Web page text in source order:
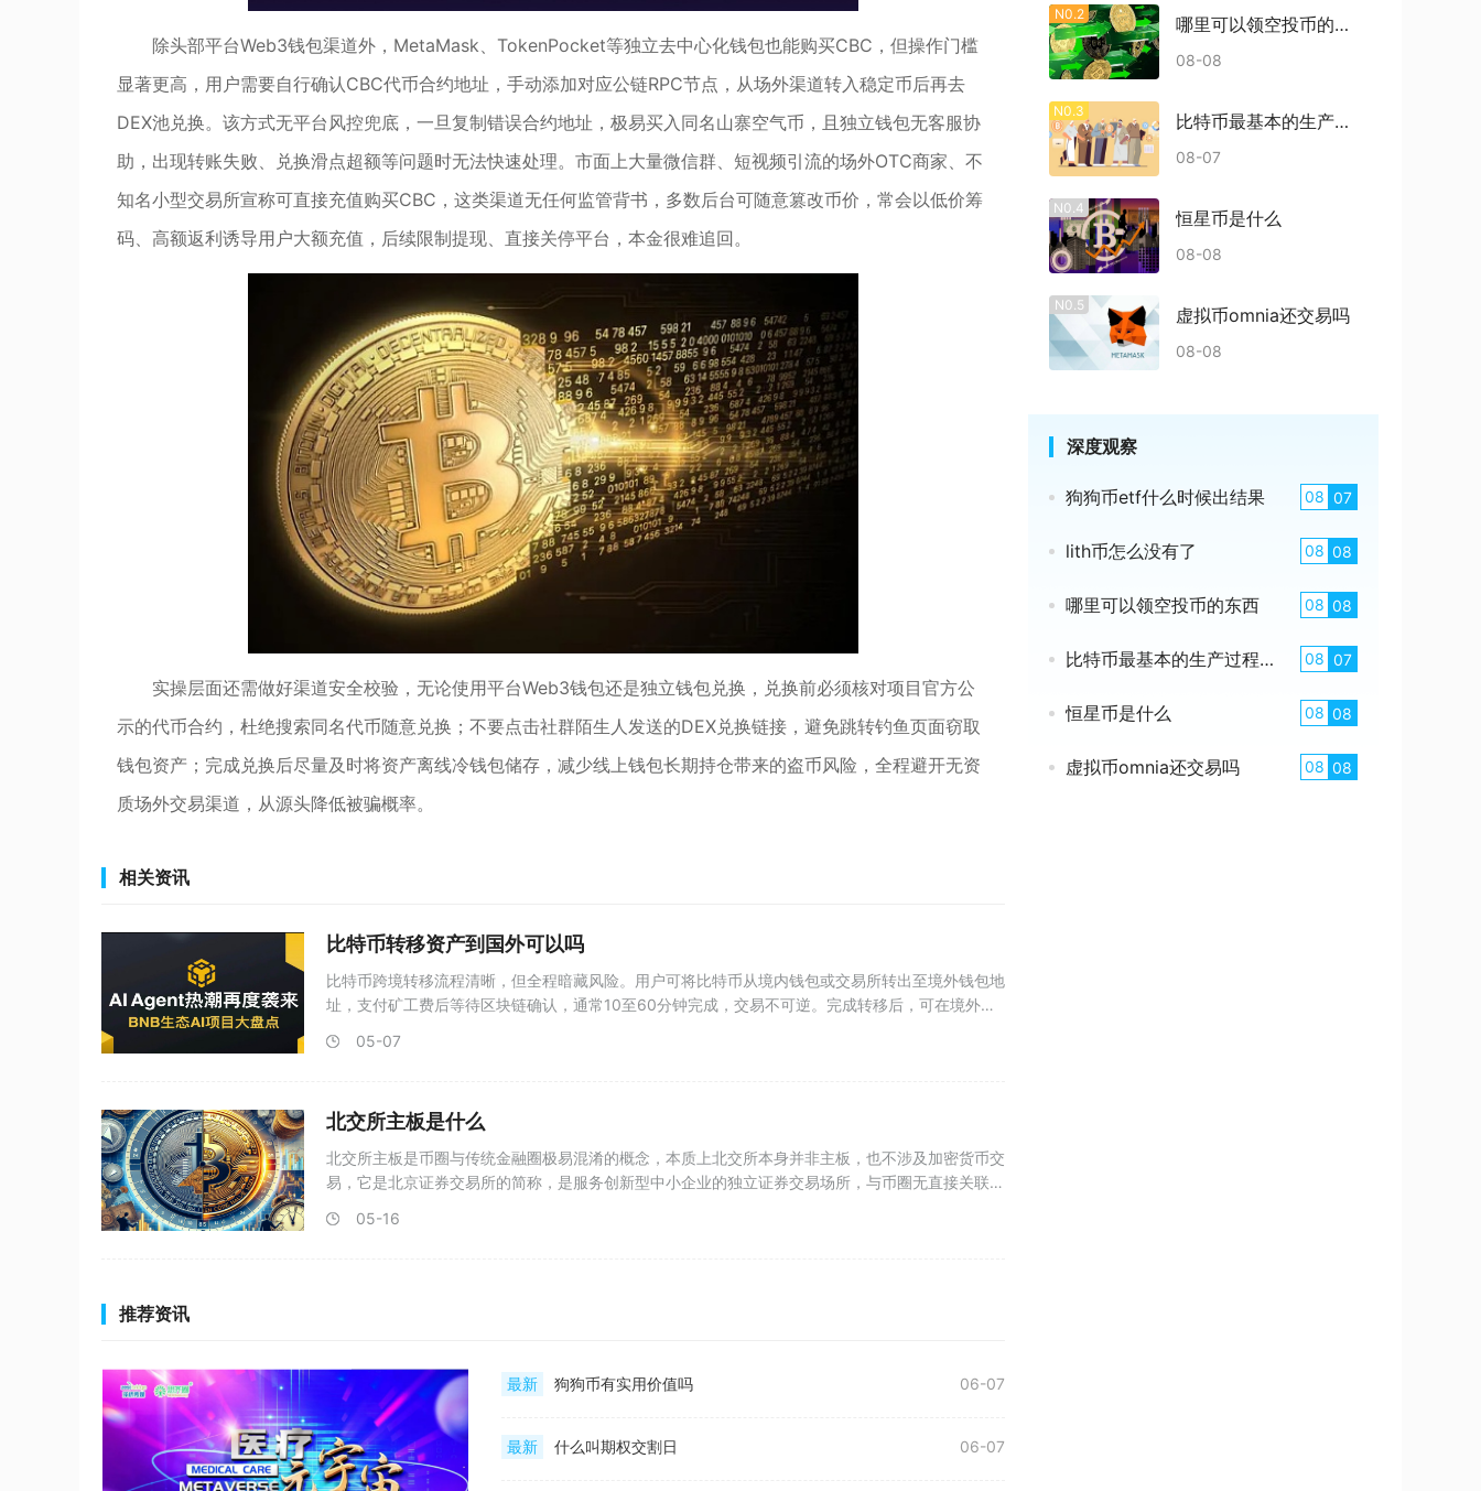
除头部平台Web3钱包渠道外，MetaMask、TokenPocket等独立去中心化钱包也能购买CBC，但操作门槛
显著更高，用户需要自行确认CBC代币合约地址，手动添加对应公链RPC节点，从场外渠道转入稳定币后再去
DEX池兑换。该方式无平台风控兜底，一旦复制错误合约地址，极易买入同名山寨空气币，且独立钱包无客服协
助，出现转账失败、兑换滑点超额等问题时无法快速处理。市面上大量微信群、短视频引流的场外OTC商家、不
知名小型交易所宣称可直接充值购买CBC，这类渠道无任何监管背书，多数后台可随意篡改币价，常会以低价筹
码、高额返利诱导用户大额充值，后续限制提现、直接关停平台，本金很难追回。
实操层面还需做好渠道安全校验，无论使用平台Web3钱包还是独立钱包兑换，兑换前必须核对项目官方公
示的代币合约，杜绝搜索同名代币随意兑换；不要点击社群陌生人发送的DEX兑换链接，避免跳转钓鱼页面窃取
钱包资产；完成兑换后尽量及时将资产离线冷钱包储存，减少线上钱包长期持仓带来的盗币风险，全程避开无资
质场外交易渠道，从源头降低被骗概率。
相关资讯
比特币转移资产到国外可以吗
比特币跨境转移流程清晰，但全程暗藏风险。用户可将比特币从境内钱包或交易所转出至境外钱包地
址，支付矿工费后等待区块链确认，通常10至60分钟完成，交易不可逆。完成转移后，可在境外合
05-07
北交所主板是什么
北交所主板是币圈与传统金融圈极易混淆的概念，本质上北交所本身并非主板，也不涉及加密货币交
易，它是北京证券交易所的简称，是服务创新型中小企业的独立证券交易场所，与币圈无直接关联。
05-16
推荐资讯
最新 狗狗币有实用价值吗 06-07
最新 什么叫期权交割日 06-07
N0.2 哪里可以领空投币的东西
08-08
N0.3 比特币最基本的生产过程是什么
08-07
N0.4 恒星币是什么
08-08
N0.5 虚拟币omnia还交易吗
08-08
深度观察
狗狗币etf什么时候出结果 08 07
lith币怎么没有了 08 08
哪里可以领空投币的东西 08 08
比特币最基本的生产过程是什么 08 07
恒星币是什么 08 08
虚拟币omnia还交易吗 08 08